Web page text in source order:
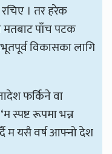
रचिए । तर हरेक
मतबाट पाँच पटक
विकासका लागि
फर्किने वा
स्पष्ट रूपमा भन्न
म यसै वर्ष आफ्नो देश